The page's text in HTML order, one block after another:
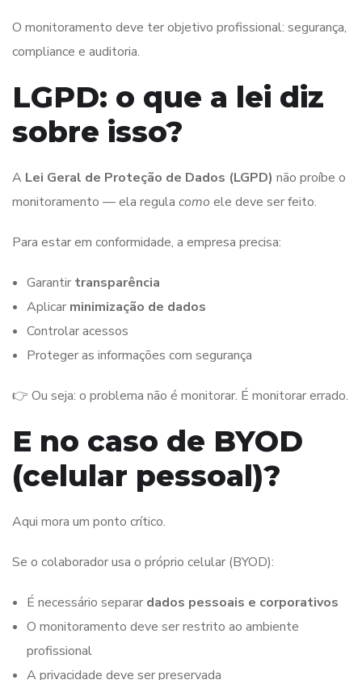
O monitoramento deve ter objetivo profissional: segurança,
compliance e auditoria.
LGPD: o que a lei diz
sobre isso?
A Lei Geral de Proteção de Dados (LGPD) não proíbe o
monitoramento — ela regula como ele deve ser feito.
Para estar em conformidade, a empresa precisa:
Garantir transparência
Aplicar minimização de dados
Controlar acessos
Proteger as informações com segurança
👉 Ou seja: o problema não é monitorar. É monitorar errado.
E no caso de BYOD
(celular pessoal)?
Aqui mora um ponto crítico.
Se o colaborador usa o próprio celular (BYOD):
É necessário separar dados pessoais e corporativos
O monitoramento deve ser restrito ao ambiente
profissional
A privacidade deve ser preservada